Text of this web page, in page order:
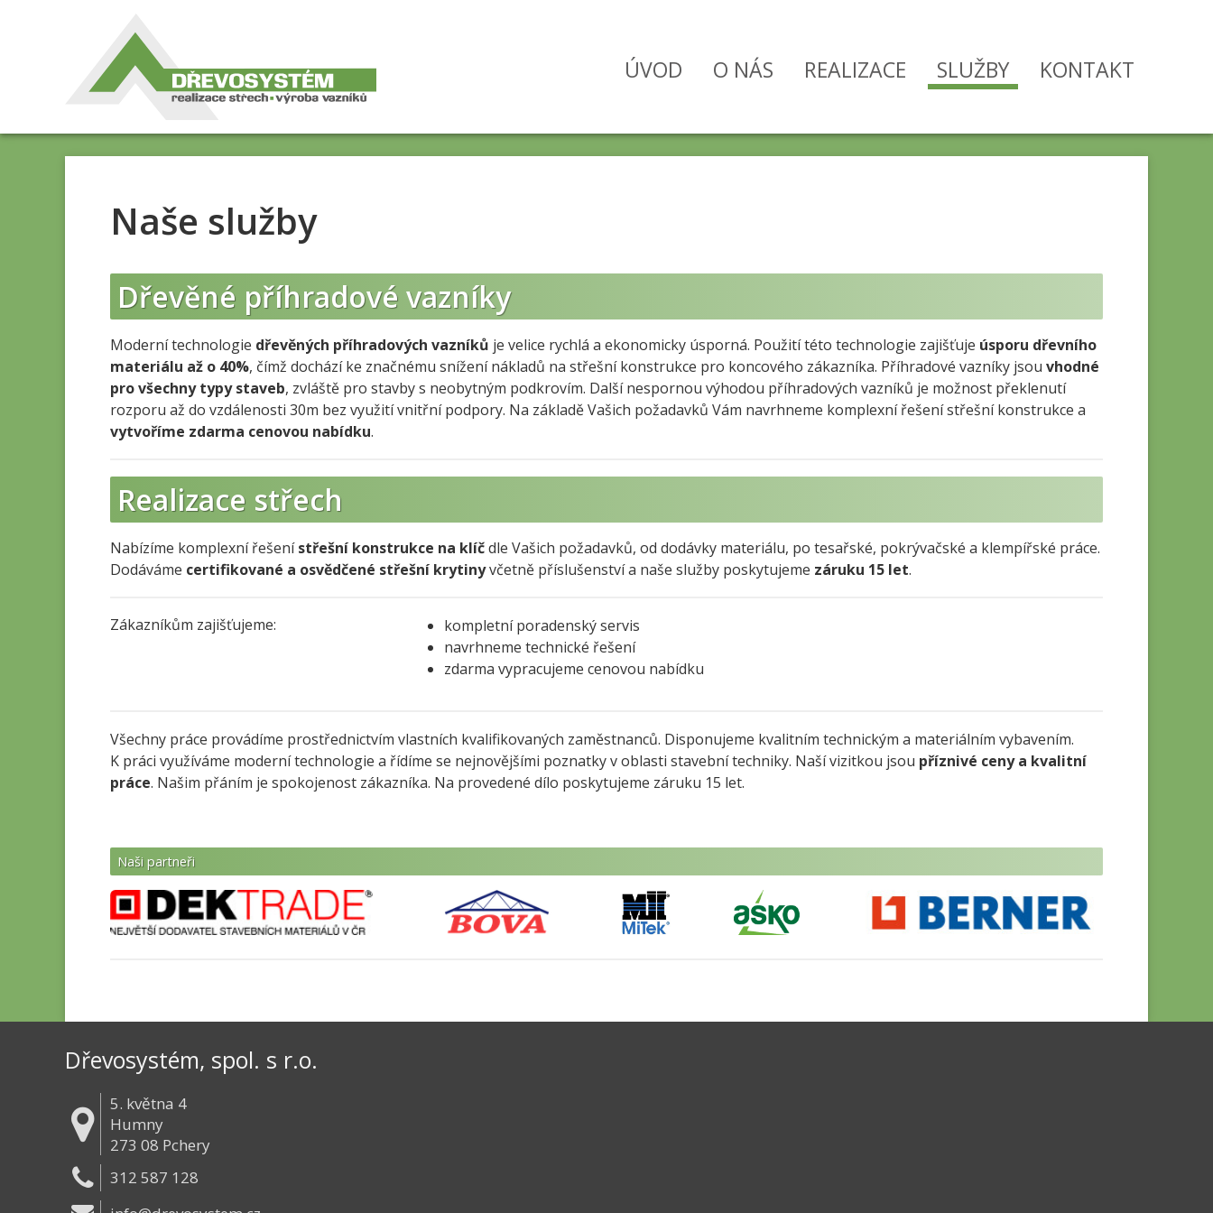
ÚVOD O NÁS REALIZACE SLUŽBY KONTAKT
Naše služby
Dřevěné příhradové vazníky
Moderní technologie dřevěných příhradových vazníků je velice rychlá a ekonomicky úsporná. Použití této technologie zajišťuje úsporu dřevního
materiálu až o 40%, čímž dochází ke značnému snížení nákladů na střešní konstrukce pro koncového zákazníka. Příhradové vazníky jsou vhodné
pro všechny typy staveb, zvláště pro stavby s neobytným podkrovím. Další nespornou výhodou příhradových vazníků je možnost překlenutí
rozporu až do vzdálenosti 30m bez využití vnitřní podpory. Na základě Vašich požadavků Vám navrhneme komplexní řešení střešní konstrukce a
vytvoříme zdarma cenovou nabídku.
Realizace střech
Nabízíme komplexní řešenístřešní konstrukce na klíčdle Vašich požadavků, od dodávky materiálu, po tesařské, pokrývačské a klempířské práce.
Dodáváme certifikované a osvědčené střešní krytinyvčetně příslušenství a naše služby poskytujeme záruku 15 let.
Zákazníkům zajišťujeme:
kompletní poradenský servis
navrhneme technické řešení
zdarma vypracujeme cenovou nabídku
Všechny práce provádíme prostřednictvím vlastních kvalifikovaných zaměstnanců. Disponujeme kvalitním technickým a materiálním vybavením.
K práci využíváme moderní technologie a řídíme se nejnovějšími poznatky v oblasti stavební techniky. Naší vizitkou jsou příznivé ceny a kvalitní
práce. Našim přáním je spokojenost zákazníka. Na provedené dílo poskytujeme záruku 15 let.
Naši partneři
Dřevosystém, spol. s r.o.
5. května 4
Humny
273 08 Pchery
312 587 128